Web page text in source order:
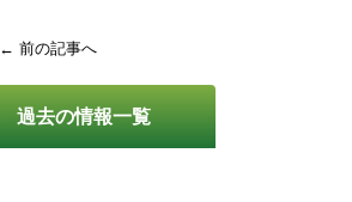
過去の情報一覧
← 前の記事へ